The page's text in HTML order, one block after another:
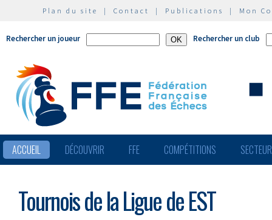
Plan du site | Contact | Publications | Mon
Rechercher un joueur Rechercher un club
ACCUEIL DÉCOUVRIR FFE COMPÉTITIONS
Tournois de la Ligue de EST